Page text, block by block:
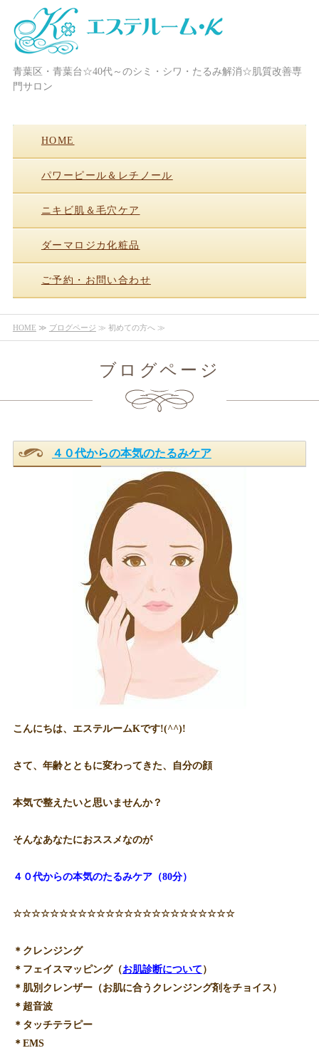
横浜・青葉台・フェイシャル/ブライ
ーム・K
青葉区・青葉台☆40代～のシミ・シワ・たるみ解消☆肌質改善専
門サロン
HOME
パワーピール＆レチノール
ニキビ肌＆毛穴ケア
ダーマロジカ化粧品
ご予約・お問い合わせ
HOME ≫ ブログページ ≫ 初めての方へ ≫
ブログページ
４０代からの本気のたるみケア
こんにちは、エステルームKです!(^^)!
さて、年齢とともに変わってきた、自分の顔
本気で整えたいと思いませんか？
そんなあなたにおススメなのが
４０代からの本気のたるみケア（80分）
☆☆☆☆☆☆☆☆☆☆☆☆☆☆☆☆☆☆☆☆☆☆☆☆
＊クレンジング
＊フェイスマッピング（お肌診断について ）
＊肌別クレンザー（お肌に合うクレンジング剤をチョイス）
＊超音波
＊タッチテラピー
＊EMS